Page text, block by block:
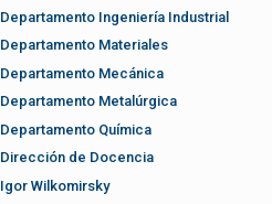
Departamento Ingeniería Industrial
Departamento Materiales
Departamento Mecánica
Departamento Metalúrgica
Departamento Química
Dirección de Docencia
Igor Wilkomirsky